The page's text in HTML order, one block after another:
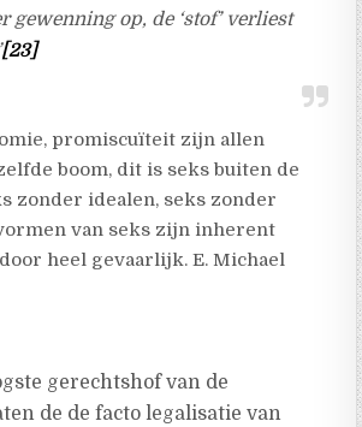
gewenning op, de ‘stof’ verliest
[23]
promiscuïteit zijn allen
boom, dit is seks buiten de
zonder idealen, seks zonder
van seks zijn inherent
heel gevaarlijk. E. Michael
gerechtshof van de
de de facto legalisatie van